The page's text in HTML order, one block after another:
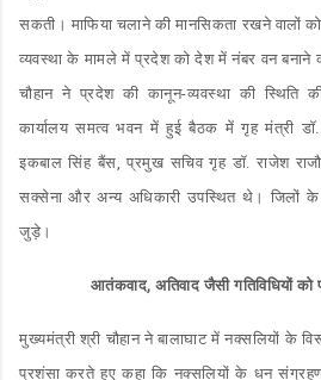
सकती। माफिया चलाने की मानसिकता रखने वालों
व्यवस्था के मामले में प्रदेश को देश में नंबर वन बनाने
चौहान ने प्रदेश की कानून-व्यवस्था की स्थिति
कार्यालय समत्व भवन में हुई बैठक में गृह मंत्री डॉ.
इकबाल सिंह बैंस, प्रमुख सचिव गृह डॉ. राजेश
सक्सेना और अन्य अधिकारी उपस्थित थे। जिलों
जुड़े।
आतंकवाद, अतिवाद जैसी गतिविधियों को
मुख्यमंत्री श्री चौहान ने बालाघाट में नक्सलियों के
प्रशंसा करते हुए कहा कि नक्सलियों के धन